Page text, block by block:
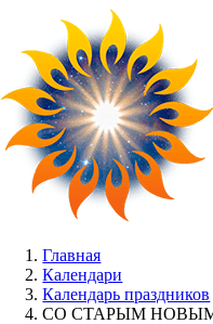
content
Главная
Календари
Календарь праздников
СО СТАРЫМ